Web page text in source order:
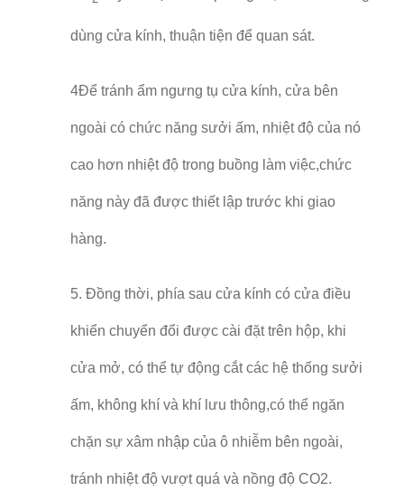
dùng cửa kính, thuận tiện để quan sát.
4Để tránh ẩm ngưng tụ cửa kính, cửa bên
ngoài có chức năng sưởi ấm, nhiệt độ của nó
cao hơn nhiệt độ trong buồng làm việc,chức
năng này đã được thiết lập trước khi giao
hàng.
5. Đồng thời, phía sau cửa kính có cửa điều
khiển chuyển đổi được cài đặt trên hộp, khi
cửa mở, có thể tự động cắt các hệ thống sưởi
ấm, không khí và khí lưu thông,có thể ngăn
chặn sự xâm nhập của ô nhiễm bên ngoài,
tránh nhiệt độ vượt quá và nồng độ CO2.